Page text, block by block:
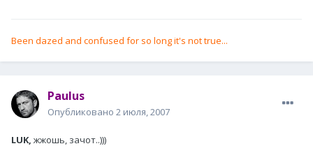
Been dazed and confused for so long it's not true...
Paulus
Опубликовано 2 июля, 2007
LUK, жжошь, зачот..)))